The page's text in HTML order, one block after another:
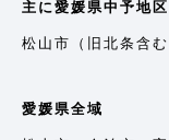
主に愛媛県中予地区
松山市（旧北条含
愛媛県全域